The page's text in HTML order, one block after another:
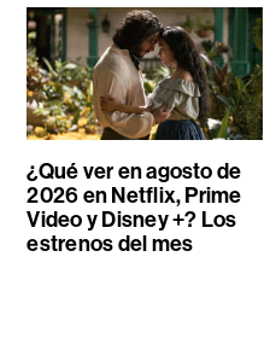
¿Qué ver en agosto de
2026 en Netflix, Prime
Video y Disney +? Los
estrenos del mes